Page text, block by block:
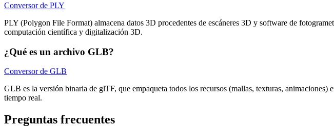
Conversor de PLY
PLY (Polygon File Format) almacena datos 3D procedentes de escáneres 3D y software de
computación científica y digitalización 3D.
¿Qué es un archivo GLB?
Conversor de GLB
GLB es la versión binaria de glTF, que empaqueta todos los recursos (mallas, texturas,
tiempo real.
Preguntas frecuentes